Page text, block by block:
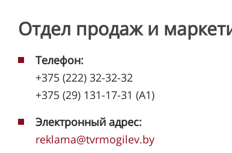
Отдел продаж и
Телефон:
+375 (222) 32-32-32
+375 (29) 131-17-31 (A1)
Электронный адрес:
reklama@tvrmogilev.by